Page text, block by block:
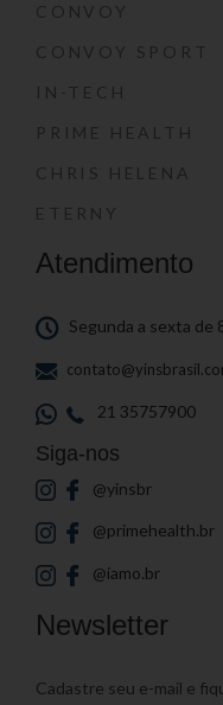
CONVOY
CONVOY SPORT
IN-TECH
PRIME HEALTH
CHRIS HELENA
ETERNY
Atendimento
Segunda a sexta de
21 35757900
Siga-nos
@yinsbr
@primehealth.br
@iamo.br
Newsletter
Cadastre seu e-mail e